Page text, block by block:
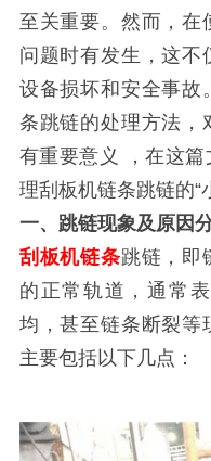
至关重要。然而，在
问题时有发生，这不
设备损坏和安全事故
条跳链的处理方法，
有重要意义 ，在这
理刮板机链条跳链的“
一、跳链现象及原因
刮板机链条跳链，即
的正常轨道，通常
均，甚至链条断裂等
主要包括以下几点：